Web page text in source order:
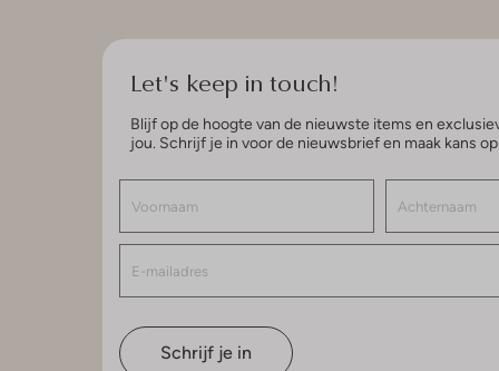
Let's keep in touch!
Blijf op de hoogte van de nieuwste items en
jou. Schrijf je in voor de nieuwsbrief en maak kans
Schrijf je in